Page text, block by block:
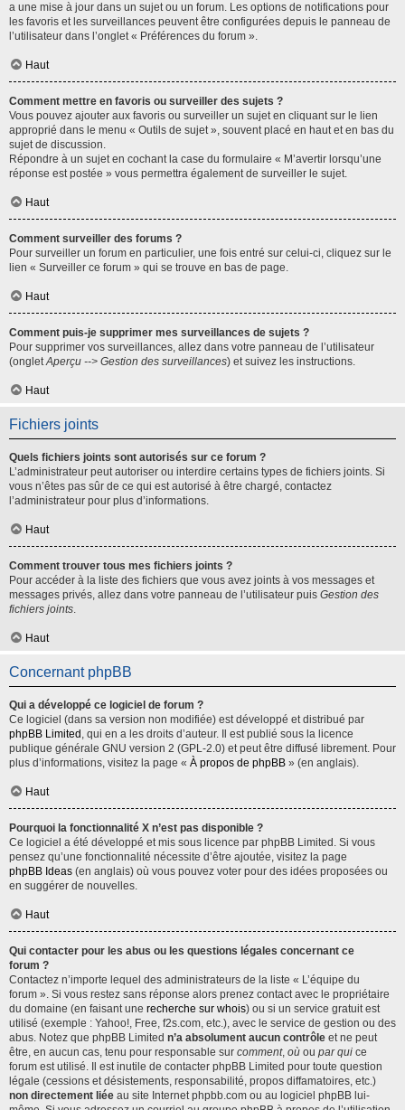
a une mise à jour dans un sujet ou un forum. Les options de notifications pour
les favoris et les surveillances peuvent être configurées depuis le panneau de
l’utilisateur dans l’onglet « Préférences du forum ».
Haut
Comment mettre en favoris ou surveiller des sujets ?
Vous pouvez ajouter aux favoris ou surveiller un sujet en cliquant sur le lien
approprié dans le menu « Outils de sujet », souvent placé en haut et en bas du
sujet de discussion.
Répondre à un sujet en cochant la case du formulaire « M’avertir lorsqu’une
réponse est postée » vous permettra également de surveiller le sujet.
Haut
Comment surveiller des forums ?
Pour surveiller un forum en particulier, une fois entré sur celui-ci, cliquez sur le
lien « Surveiller ce forum » qui se trouve en bas de page.
Haut
Comment puis-je supprimer mes surveillances de sujets ?
Pour supprimer vos surveillances, allez dans votre panneau de l’utilisateur
(ongletAperçu --> Gestion des surveillances) et suivez les instructions.
Haut
Fichiers joints
Quels fichiers joints sont autorisés sur ce forum ?
L’administrateur peut autoriser ou interdire certains types de fichiers joints. Si
vous n’êtes pas sûr de ce qui est autorisé à être chargé, contactez
l’administrateur pour plus d’informations.
Haut
Comment trouver tous mes fichiers joints ?
Pour accéder à la liste des fichiers que vous avez joints à vos messages et
messages privés, allez dans votre panneau de l’utilisateur puis Gestion des
fichiers joints.
Haut
Concernant phpBB
Qui a développé ce logiciel de forum ?
Ce logiciel (dans sa version non modifiée) est développé et distribué par
phpBB Limited , qui en a les droits d’auteur. Il est publié sous la licence
publique générale GNU version 2 (GPL-2.0) et peut être diffusé librement. Pour
plus d’informations, visitez la page « À propos de phpBB » (en anglais).
Haut
Pourquoi la fonctionnalité X n’est pas disponible ?
Ce logiciel a été développé et mis sous licence par phpBB Limited. Si vous
pensez qu’une fonctionnalité nécessite d’être ajoutée, visitez la page
phpBB Ideas (en anglais) où vous pouvez voter pour des idées proposées ou
en suggérer de nouvelles.
Haut
Qui contacter pour les abus ou les questions légales concernant ce
forum ?
Contactez n’importe lequel des administrateurs de la liste « L’équipe du
forum ». Si vous restez sans réponse alors prenez contact avec le propriétaire
du domaine (en faisant une recherche sur whois) ou si un service gratuit est
utilisé (exemple : Yahoo!, Free, f2s.com, etc.), avec le service de gestion ou des
abus. Notez que phpBB Limited n’a absolument aucun contrôle et ne peut
être, en aucun cas, tenu pour responsable sur comment, où ou par qui ce
forum est utilisé. Il est inutile de contacter phpBB Limited pour toute question
légale (cessions et désistements, responsabilité, propos diffamatoires, etc.)
non directement liée au site Internet phpbb.com ou au logiciel phpBB lui-